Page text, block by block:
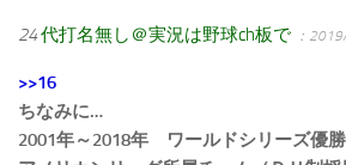
24代打名無し＠実況は野球ch板で ：
>>16
ちなみに…
2001年～2018年 ワールドシリーズ優